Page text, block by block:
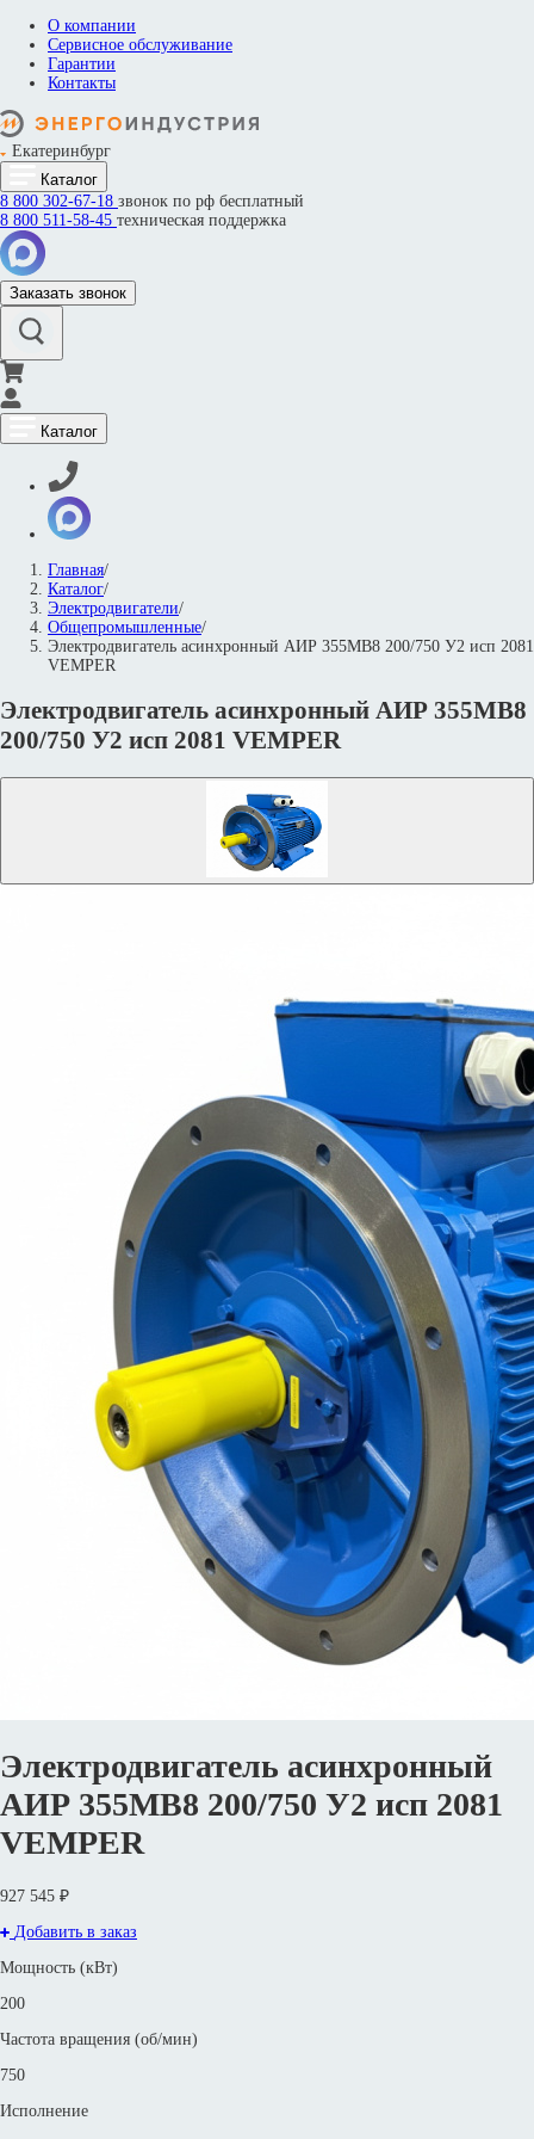
О компании
Сервисное обслуживание
Гарантии
Контакты
Екатеринбург
Каталог
8 800 302-67-18 звонок по рф бесплатный
8 800 511-58-45 техническая поддержка
Заказать звонок
Каталог
Главная/
Каталог/
Электродвигатели/
Общепромышленные/
Электродвигатель асинхронный АИР 355МВ8 200/750 У2 исп 2081
VEMPER
Электродвигатель асинхронный АИР 355МВ8
200/750 У2 исп 2081 VEMPER
Электродвигатель асинхронный
АИР 355МВ8 200/750 У2 исп 2081
VEMPER
927 545 ₽
Добавить в заказ
Мощность (кВт)
200
Частота вращения (об/мин)
750
Исполнение